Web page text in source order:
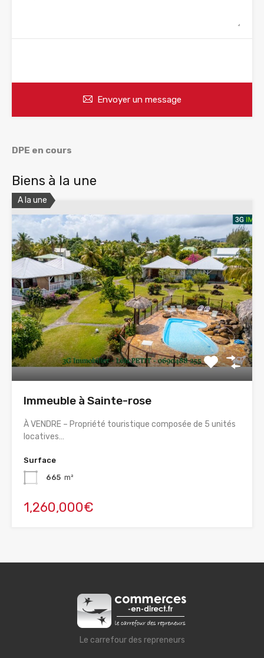
Envoyer un message
DPE en cours
Biens à la une
A la une
Immeuble à Sainte-rose
À VENDRE – Propriété touristique composée de 5 unités
locatives…
Surface
665 m²
1,260,000€
Le carrefour des repreneurs